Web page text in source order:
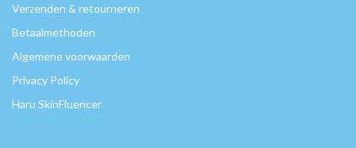
Verzenden & retourneren
Betaalmethoden
Algemene voorwaarden
Privacy Policy
Haru SkinFluencer